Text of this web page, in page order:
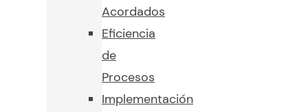
Acordados
Eficiencia
de
Procesos
Implementación